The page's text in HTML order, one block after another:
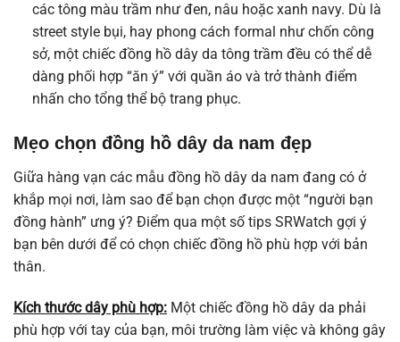
các tông màu trầm như đen, nâu hoặc xanh navy. Dù là
street style bụi, hay phong cách formal như chốn công
sở, một chiếc đồng hồ dây da tông trầm đều có thể dễ
dàng phối hợp “ăn ý” với quần áo và trở thành điểm
nhấn cho tổng thể bộ trang phục.
Mẹo chọn đồng hồ dây da nam đẹp
Giữa hàng vạn các mẫu đồng hồ dây da nam đang có ở
khắp mọi nơi, làm sao để bạn chọn được một “người bạn
đồng hành” ưng ý? Điểm qua một số tips SRWatch gợi ý
bạn bên dưới để có chọn chiếc đồng hồ phù hợp với bản
thân.
Kích thước dây phù hợp: Một chiếc đồng hồ dây da phải
phù hợp với tay của bạn, môi trường làm việc và không gây